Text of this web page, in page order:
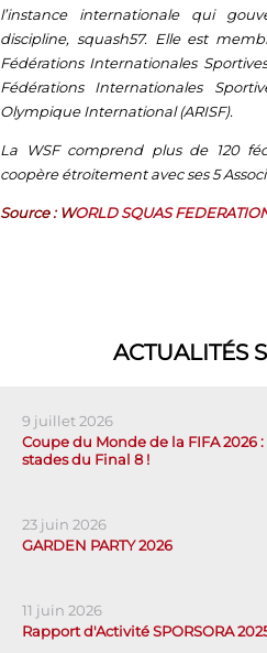
l’instance internationale qui
discipline, squash57. Elle est
Fédérations Internationales
Fédérations Internationales
Olympique International (ARISF).
La WSF comprend plus de 120
coopère étroitement avec ses 5
Source : WORLD SQUAS
ACTUALITÉS
9 juillet 2026
Coupe du Monde de la FIFA 2026
stades du Final 8 !
23 juin 2026
GARDEN PARTY 2026
11 juin 2026
Rapport d'Activité SPORSORA